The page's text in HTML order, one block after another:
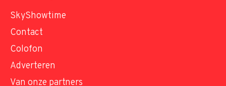
SkyShowtime
Contact
Colofon
Adverteren
Van onze partners